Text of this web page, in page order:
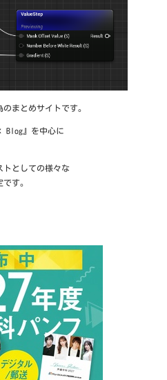
まとめサイトです。
Blog』を中心に
トとしての様々な
す。